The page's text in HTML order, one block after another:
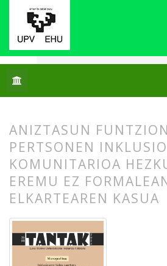
Hasiera Libk. 35 Zk.
ANIZTASUN
PERTSONEN
KOMUNITARIOA
EREMU EZ
ELKARTEAREN KASUA